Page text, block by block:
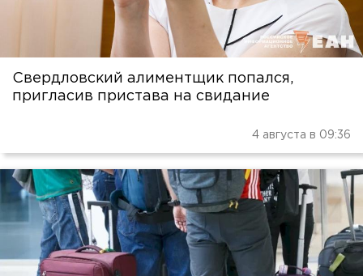
Свердловский алиментщик попался,
пригласив пристава на свидание
4 августа в 09:36